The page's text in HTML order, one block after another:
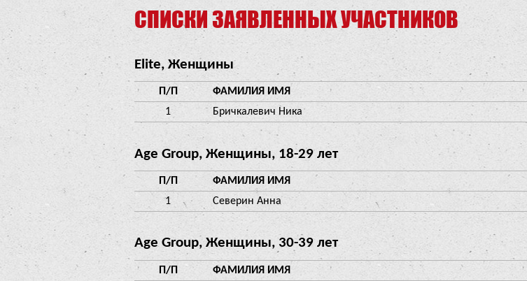
СПИСКИ ЗАЯВЛЕННЫХ УЧАСТНИКОВ
Elite, Женщины
П/П
ФАМИЛИЯ ИМЯ
1
Бричкалевич Ника
Age Group, Женщины, 18-29 лет
П/П
ФАМИЛИЯ ИМЯ
1
Северин Анна
Age Group, Женщины, 30-39 лет
П/П
ФАМИЛИЯ ИМЯ